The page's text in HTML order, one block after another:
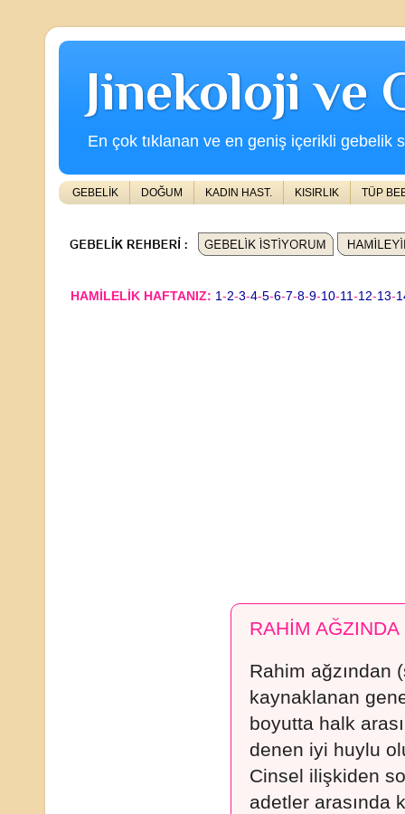
Jinekoloji ve
En çok tıklanan ve en geniş içerikli gebelik
GEBELİK DOĞUM KADIN HAST. KISIRLIK TÜP
HAMİLELİK HAFTANIZ: 1-2-3-4-5-6-7-8-9-10-11-12-13-
RAHİM
Rahim ağzından
kaynaklanan
boyutta halk
denen iyi huylu
Cinsel ilişkiden
adetler arasında